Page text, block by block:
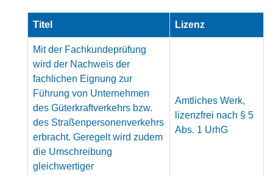
Titel Lizenz
Mit der Fachkundeprüfung
wird der Nachweis der
fachlichen Eignung zur
Führung von Unternehmen
des Güterkraftverkehrs bzw.
des Straßenpersonenverkehrs
erbracht. Geregelt wird zudem
die Umschreibung
gleichwertiger
Amtliches Werk,
lizenzfrei nach § 5
Abs. 1 UrhG